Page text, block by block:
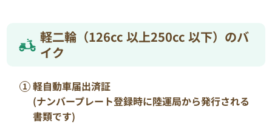
軽二輪（126cc 以上250cc 以下）のバ
イク
軽自動車届出済証
(ナンバープレート登録時に陸運局から発行される
書類です)